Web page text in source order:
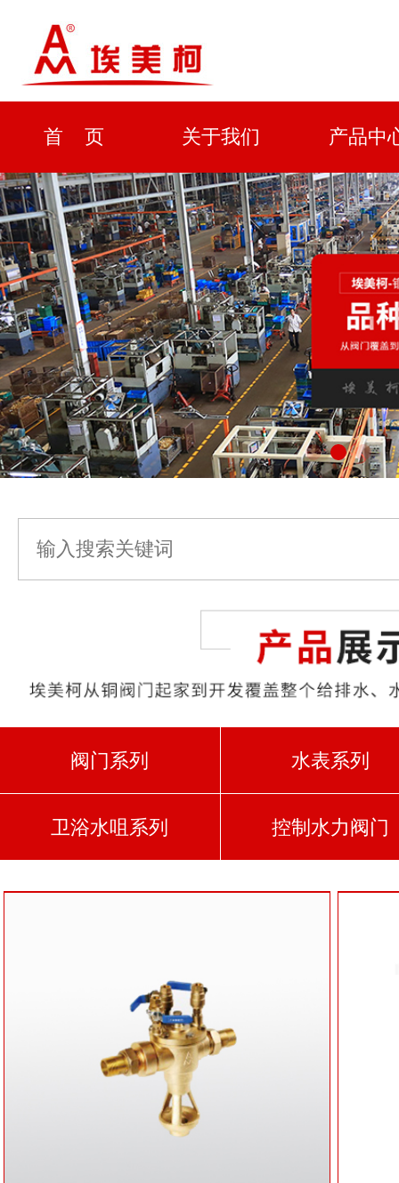
首 页 关于我们 产品中
资质证书 新闻中心 解决方
企业形象
阀门系列 水表系列
卫浴水咀系列 控制水力阀门